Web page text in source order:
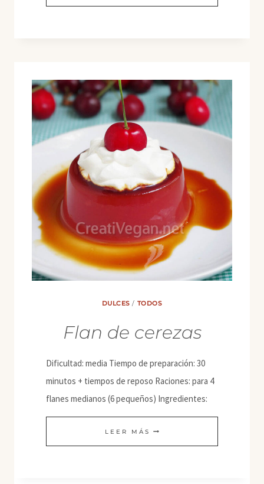
DE
CON
SALSA
DE
DULCES / TODOS
Flan de cerezas
Dificultad: media Tiempo de preparación: 30
minutos + tiempos de reposo Raciones: para 4
flanes medianos (6 pequeños) Ingredientes:
LEER MÁS FLAN
DE